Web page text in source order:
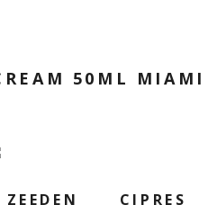
50ML MIAMI
ZEEDEN CIPRES